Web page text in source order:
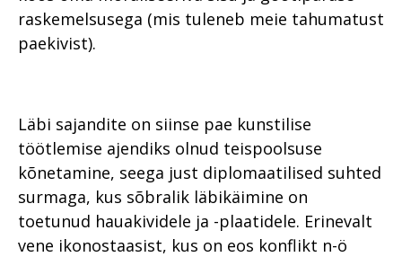
raskemelsusega (mis tuleneb meie tahumatust
paekivist).
Läbi sajandite on siinse pae kunstilise
töötlemise ajendiks olnud teispoolsuse
kõnetamine, seega just diplomaatilised suhted
surmaga, kus sõbralik läbikäimine on
toetunud hauakividele ja -plaatidele. Erinevalt
vene ikonostaasist, kus on eos konflikt n-ö